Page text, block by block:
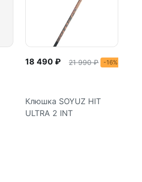
18 490 ₽ 21 990 ₽ -16%
Клюшка SOYUZ HIT
ULTRA 2 INT